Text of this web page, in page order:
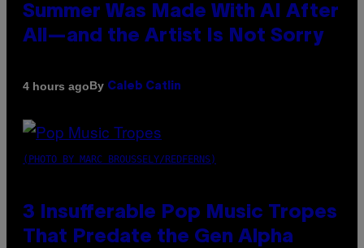
Summer Was Made With AI After
All—and the Artist Is Not Sorry
4 hours agoBy Caleb Catlin
(PHOTO BY MARC BROUSSELY/REDFERNS)
3 Insufferable Pop Music Tropes
That Predate the Gen Alpha